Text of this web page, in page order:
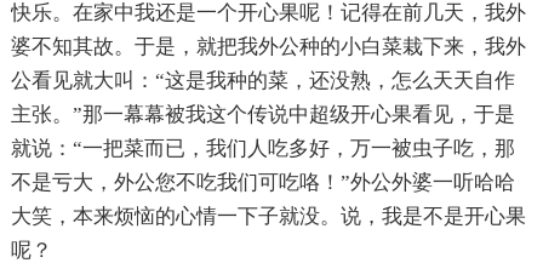
快乐。在家中我还是一个开心果呢！记得在前几天，我外
婆不知其故。于是，就把我外公种的小白菜栽下来，我外
公看见就大叫：“这是我种的菜，还没熟，怎么天天自作
主张。”那一幕幕被我这个传说中超级开心果看见，于是
就说：“一把菜而已，我们人吃多好，万一被虫子吃，那
不是亏大，外公您不吃我们可吃咯！”外公外婆一听哈哈
大笑，本来烦恼的心情一下子就没。说，我是不是开心果
呢？